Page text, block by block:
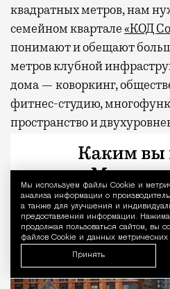
Мы используем файлы Сookie и
анализа информации о
а также для улучшения и
предоставления информации.
продолжая пользоваться сайтом, вы
файлов Cookie и данных метрических
Принять
квадратных метров, нам
семейном квартале«КОД
понимают и обещают
метров клубной
дома — коворкинг,
фитнес-студию,
пространство и
легендарный парк со всем
хозяйством.